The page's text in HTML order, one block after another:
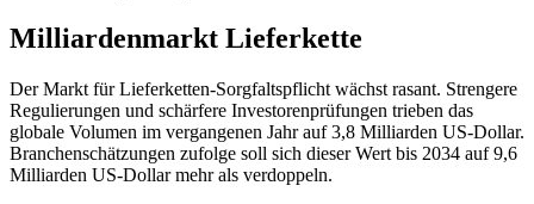
Milliardenmarkt Lieferkette
Der Markt für Lieferketten-Sorgfaltspflicht wächst rasant. Strengere
Regulierungen und schärfere Investorenprüfungen trieben das
globale Volumen im vergangenen Jahr auf 3,8 Milliarden US-Dollar.
Branchenschätzungen zufolge soll sich dieser Wert bis 2034 auf 9,6
Milliarden US-Dollar mehr als verdoppeln.